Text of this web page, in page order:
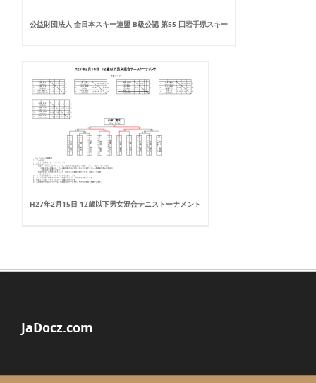
公益財団法人 全日本スキー連盟 B級公認 第55 回岩手県スキー
H27年2月15日 12歳以下男女混合テニストーナメント
JaDocz.com